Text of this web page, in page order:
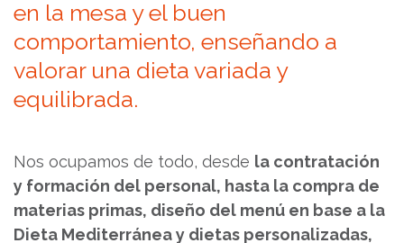
en la mesa y el buen
comportamiento, enseñando a
valorar una dieta variada y
equilibrada.
Nos ocupamos de todo, desde la contratación
y formación del personal, hasta la compra de
materias primas, diseño del menú en base a la
Dieta Mediterránea y dietas personalizadas,